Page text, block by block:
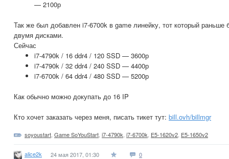
— 2100р
Так же был добавлен i7-6700k в game линейку, тот который раньше
двумя дисками.
Сейчас
i7-4790k / 16 ddr4 / 120 SSD — 3600р
i7-4790k / 32 ddr4 / 240 SSD — 4400р
i7-6700k / 64 ddr4 / 480 SSD — 5200р
Как обычно можно докупать до 16 IP
Кто хочет заказать через меня, писать тикет тут: bill.ovh/billmgr
soyoustart Game SoYouStart i7-4790k i7-6700k E5-1620v2 E5-1650v2
alice2k 24 мая 2017, 01:30 0